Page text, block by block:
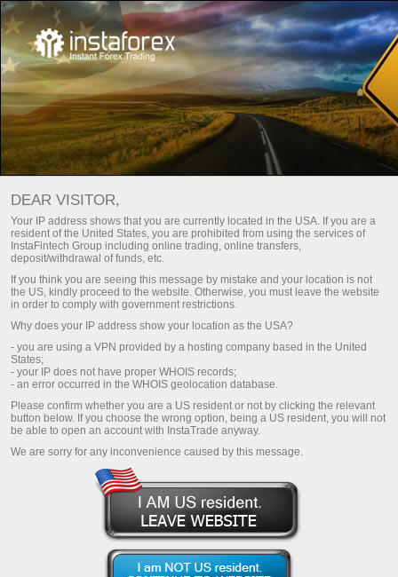
หลัก สนับสนุน ติดต่อ
วิธีการติดต่อเรา
คุณสามารถใช้แบบฟอร์มตอบกลับทางอีเมลได้ หรือคำขอให้
โทรติดต่อกลับ
Afghanistan
DEAR VISITOR,
Your IP address shows that you are currently located in the USA. If you are a
resident of the United States, you are prohibited from using the services of
InstaFintech Group including online trading, online transfers,
deposit/withdrawal of funds, etc.
If you think you are seeing this message by mistake and your location is not
the US, kindly proceed to the website. Otherwise, you must leave the website
in order to comply with government restrictions.
Why does your IP address show your location as the USA?
- you are using a VPN provided by a hosting company based in the United
States;
- your IP does not have proper WHOIS records;
- an error occurred in the WHOIS geolocation database.
Please confirm whether you are a US resident or not by clicking the relevant
button below. If you choose the wrong option, being a US resident, you will not
be able to open an account with InstaTrade anyway.
We are sorry for any inconvenience caused by this message.